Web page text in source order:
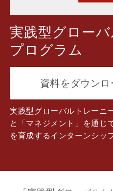
実践型グロー
プログラム
資料をダウン
実践型グローバルトレーニ
と「マネジメント」を通じ
を育成するインターンシッ